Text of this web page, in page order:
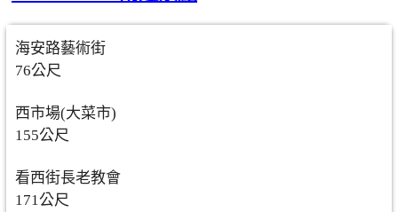
海安路藝術街
76公尺
西市場(大菜市)
155公尺
看西街長老教會
171公尺